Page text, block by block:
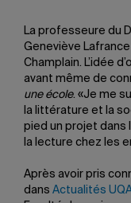
La professeure du
Geneviève
Champlain. L’idée
avant même de
une école. «Je me
la littérature et la
pied un projet dans
la lecture chez les
Après avoir pris
dans Actualités